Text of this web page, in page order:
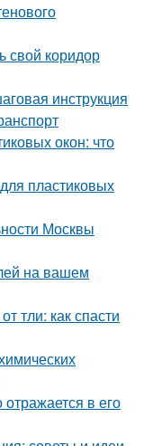
свой коридор
инструкция
окон: что
пластиковых
Москвы
на вашем
тли: как спасти
отражается в его